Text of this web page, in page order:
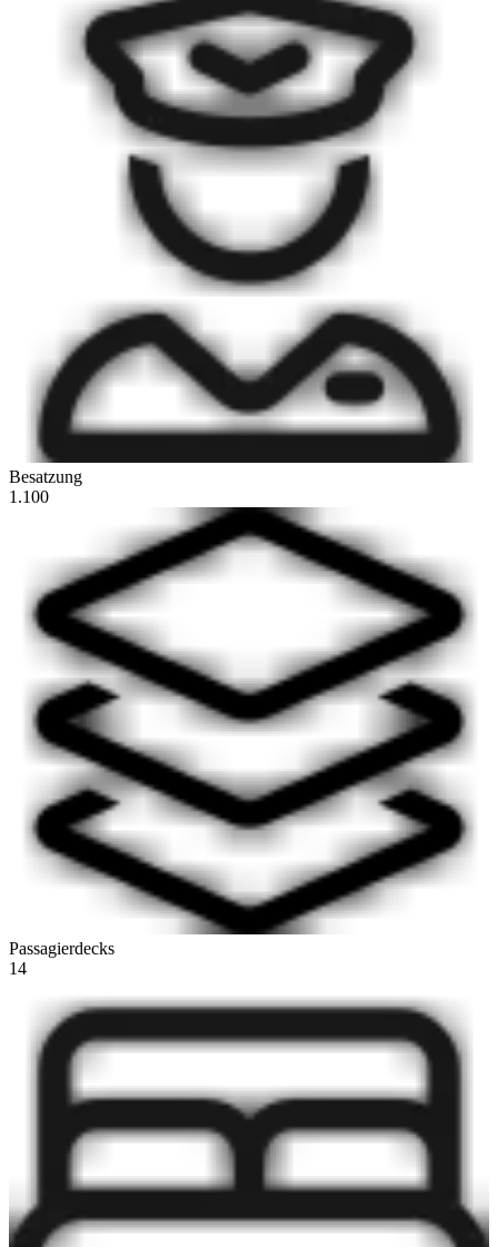
Besatzung
1.100
Passagierdecks
14